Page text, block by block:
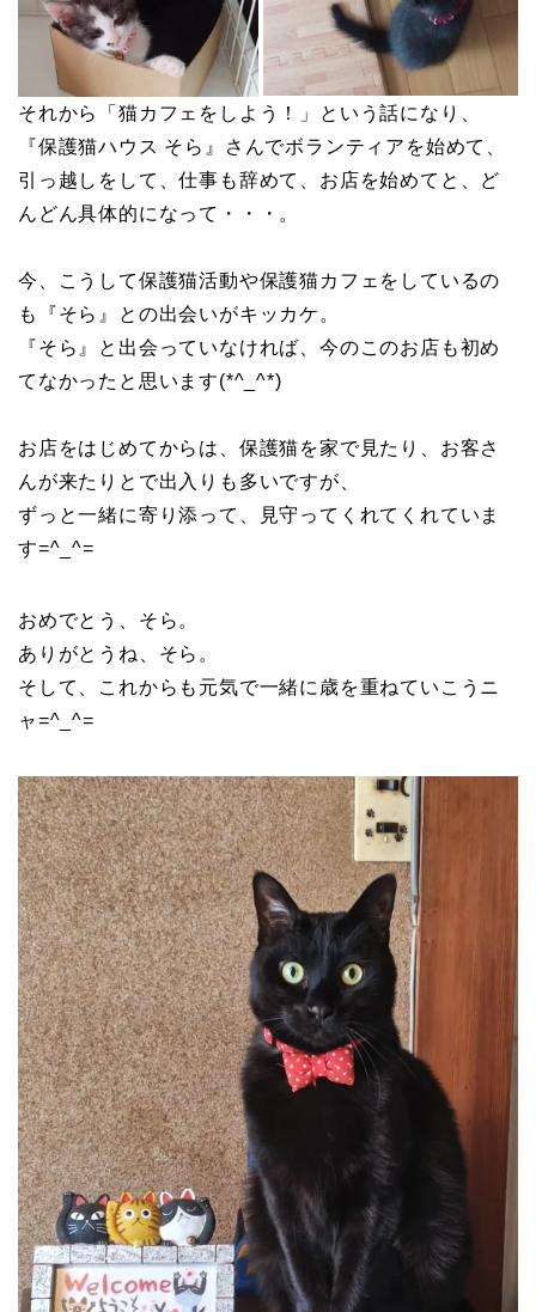
それから「猫カフェをしよう！」という話になり、
『保護猫ハウス そら』さんでボランティアを始めて、
引っ越しをして、仕事も辞めて、お店を始めてと、ど
んどん具体的になって・・・。
今、こうして保護猫活動や保護猫カフェをしているの
も『そら』との出会いがキッカケ。
『そら』と出会っていなければ、今のこのお店も初め
てなかったと思います(*^_^*)
お店をはじめてからは、保護猫を家で見たり、お客さ
んが来たりとで出入りも多いですが、
ずっと一緒に寄り添って、見守ってくれてくれていま
す=^_^=
おめでとう、そら。
ありがとうね、そら。
そして、これからも元気で一緒に歳を重ねていこうニ
ャ=^_^=